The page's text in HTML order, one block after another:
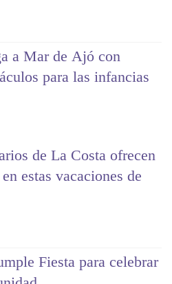
a Mar de Ajó con
para las infancias
de La Costa ofrecen
estas vacaciones de
Fiesta para celebrar